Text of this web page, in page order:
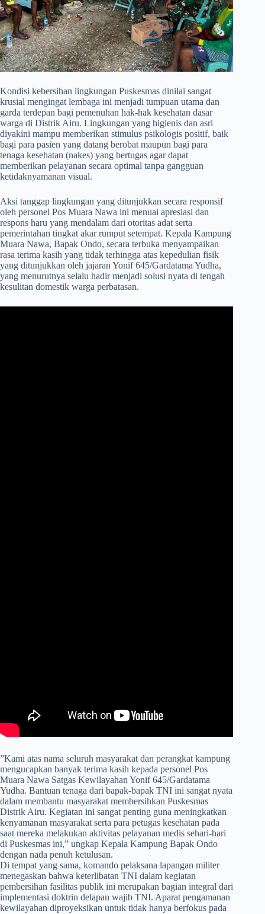
​Kondisi kebersihan lingkungan Puskesmas dinilai sangat
krusial mengingat lembaga ini menjadi tumpuan utama dan
garda terdepan bagi pemenuhan hak-hak kesehatan dasar
warga di Distrik Airu. Lingkungan yang higienis dan asri
diyakini mampu memberikan stimulus psikologis positif, baik
bagi para pasien yang datang berobat maupun bagi para
tenaga kesehatan (nakes) yang bertugas agar dapat
memberikan pelayanan secara optimal tanpa gangguan
ketidaknyamanan visual.
​Aksi tanggap lingkungan yang ditunjukkan secara responsif
oleh personel Pos Muara Nawa ini menuai apresiasi dan
respons haru yang mendalam dari otoritas adat serta
pemerintahan tingkat akar rumput setempat. Kepala Kampung
Muara Nawa, Bapak Ondo, secara terbuka menyampaikan
rasa terima kasih yang tidak terhingga atas kepedulian fisik
yang ditunjukkan oleh jajaran Yonif 645/Gardatama Yudha,
yang menurutnya selalu hadir menjadi solusi nyata di tengah
kesulitan domestik warga perbatasan.
​”Kami atas nama seluruh masyarakat dan perangkat kampung
mengucapkan banyak terima kasih kepada personel Pos
Muara Nawa Satgas Kewilayahan Yonif 645/Gardatama
Yudha. Bantuan tenaga dari bapak-bapak TNI ini sangat nyata
dalam membantu masyarakat membersihkan Puskesmas
Distrik Airu. Kegiatan ini sangat penting guna meningkatkan
kenyamanan masyarakat serta para petugas kesehatan pada
saat mereka melakukan aktivitas pelayanan medis sehari-hari
di Puskesmas ini,” ungkap Kepala Kampung Bapak Ondo
dengan nada penuh ketulusan.
Di tempat yang sama, komando pelaksana lapangan militer
menegaskan bahwa keterlibatan TNI dalam kegiatan
pembersihan fasilitas publik ini merupakan bagian integral dari
implementasi doktrin delapan wajib TNI. Aparat pengamanan
kewilayahan diproyeksikan untuk tidak hanya berfokus pada